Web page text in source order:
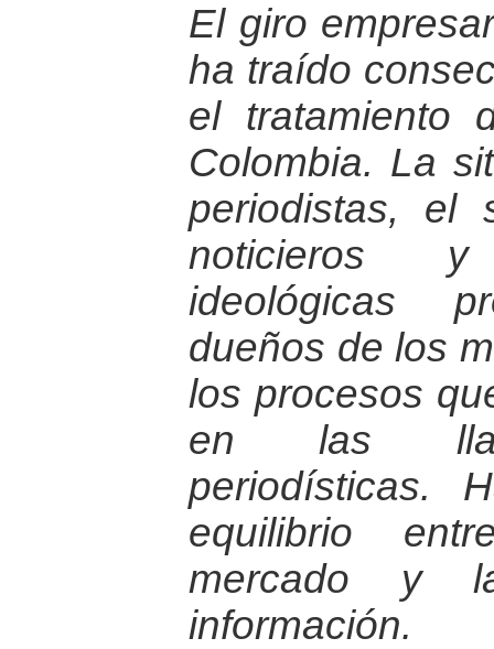
El giro
ha traído
el tratamiento
Colombia. La
periodistas, el
noticieros
ideológicas
dueños de los
los procesos
en las
periodísticas.
equilibrio
mercado y
información.